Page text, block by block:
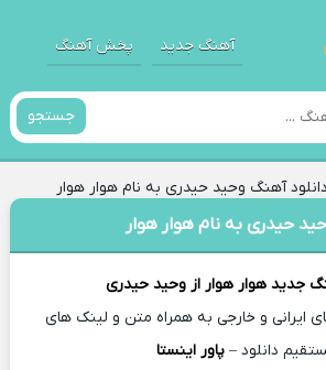
آهنگ جدید پخش آهنگ
جستجو
دانلود آهنگ وحید حیدری به نام هوار هوار
حیدری به نام هوار هوار
جدید هوار هوار از وحید حیدری
ایرانی و خارجی به همراه متن و لینک های
دانلود – پاور اینستا